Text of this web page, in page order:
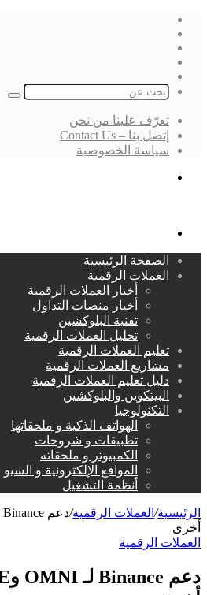
بحث
تعرّف علينا من نحن
إتصل بنا – Contact Us
سياسة الخصوصية
الصفحة الرئيسية
العملات الرقمية
أخبار العملات الرقمية
أخبار منصات التداول
تقنية البلوكشين
تحليل العملات الرقمية
تعليم العملات الرقمية
مشاريع العملات الرقمية
دليل تعليم العملات الرقمية
البيتكوين والبلوكشين
التكنولوجيا
الهواتف الذكية و ملحقاتها
تطبيقات و شروحات
الكمبيوتر و ملحقاته
المواقع الإلكترونية و السيو
أنظمة التشغيل
الرئيسية/ العملات الرقمية/
أخرى
العملات الرقمية